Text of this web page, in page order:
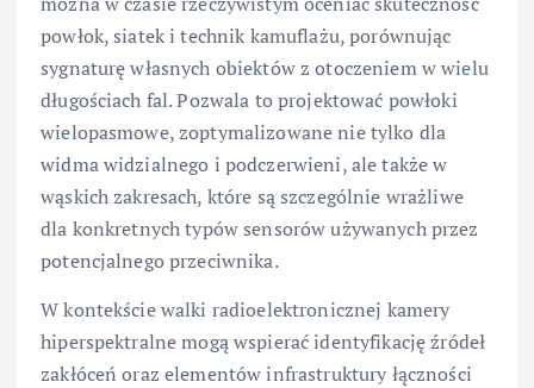
powłok, siatek i technik kamuflażu, porównując
sygnaturę własnych obiektów z otoczeniem w wielu
długościach fal. Pozwala to projektować powłoki
wielopasmowe, zoptymalizowane nie tylko dla
widma widzialnego i podczerwieni, ale także w
wąskich zakresach, które są szczególnie wrażliwe
dla konkretnych typów sensorów używanych przez
potencjalnego przeciwnika.
W kontekście walki radioelektronicznej kamery
hiperspektralne mogą wspierać identyfikację źródeł
zakłóceń oraz elementów infrastruktury łączności